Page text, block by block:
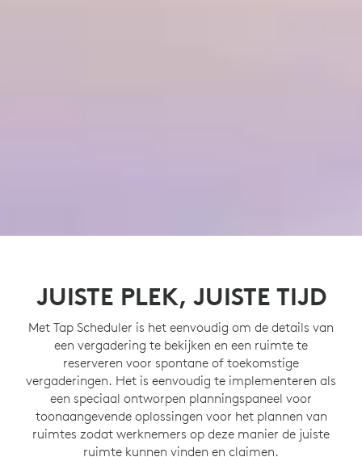
JUISTE PLEK, JUISTE TIJD
Met Tap Scheduler is het eenvoudig om de details van
een vergadering te bekijken en een ruimte te
reserveren voor spontane of toekomstige
vergaderingen. Het is eenvoudig te implementeren als
een speciaal ontworpen planningspaneel voor
toonaangevende oplossingen voor het plannen van
ruimtes zodat werknemers op deze manier de juiste
ruimte kunnen vinden en claimen.